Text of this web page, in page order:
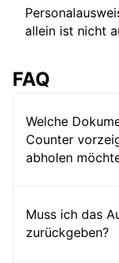
allein ist nicht
FAQ
Welche
Counter
abholen
Muss ich das
zurückgeben?